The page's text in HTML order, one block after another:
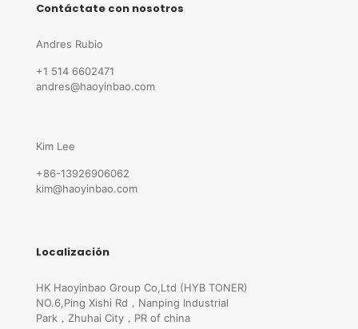
Contáctate con nosotros
Andres Rubio
+1 514 6602471
andres@haoyinbao.com
Kim Lee
+86-13926906062
kim@haoyinbao.com
Localización
HK Haoyinbao Group Co,Ltd (HYB TONER)
NO.6,Ping Xishi Rd，Nanping Industrial
Park，Zhuhai City，PR of china